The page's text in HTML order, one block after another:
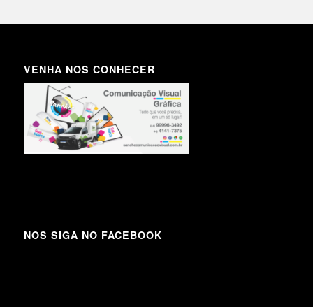
VENHA NOS CONHECER
NOS SIGA NO FACEBOOK